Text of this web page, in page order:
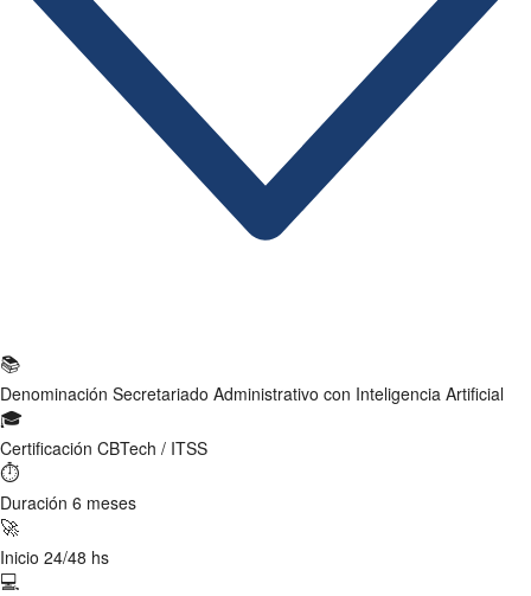
📚
Denominación Secretariado Administrativo con Inteligencia Artificial
🎓
Certificación CBTech / ITSS
⏱
Duración 6 meses
🚀
Inicio 24/48 hs
💻